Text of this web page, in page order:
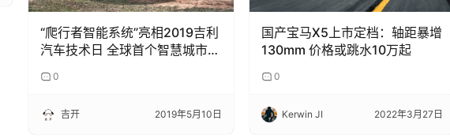
“爬行者智能系统”亮相2019吉利
汽车技术日 全球首个智慧城市示
0
吉开 2019年5月10日
国产宝马X5上市定档：轴距暴增
130mm 价格或跳水10万起
0
Kerwin JI 2022年3月27日